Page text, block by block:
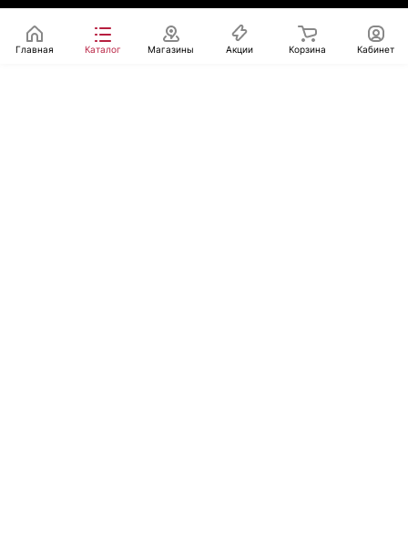
Главная Каталог Магазины Акции Корзина Кабинет